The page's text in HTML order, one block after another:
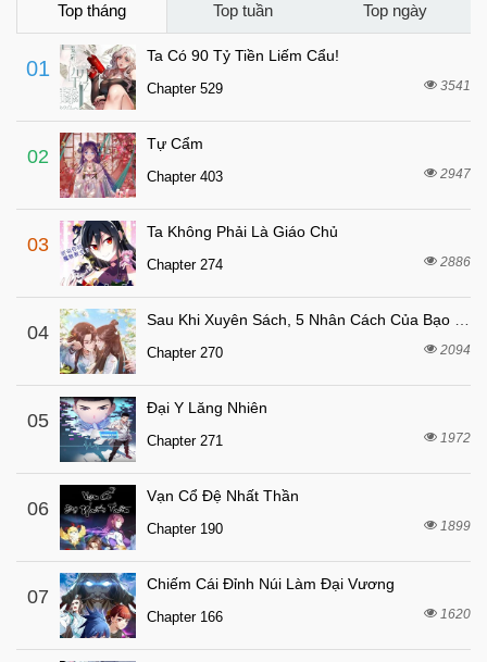
Top tháng Top tuần Top ngày
01
Ta Có 90 Tỷ Tiền Liếm Cẩu!
Chapter 529 3541
02
Tự Cẩm
Chapter 403 2947
03
Ta Không Phải Là Giáo Chủ
Chapter 274 2886
04
Chapter 270 2094
05
Đại Y Lăng Nhiên
Chapter 271 1972
06
Vạn Cổ Đệ Nhất Thần
Chapter 190 1899
07
Chiếm Cái Đỉnh Núi Làm Đại Vương
Chapter 166 1620